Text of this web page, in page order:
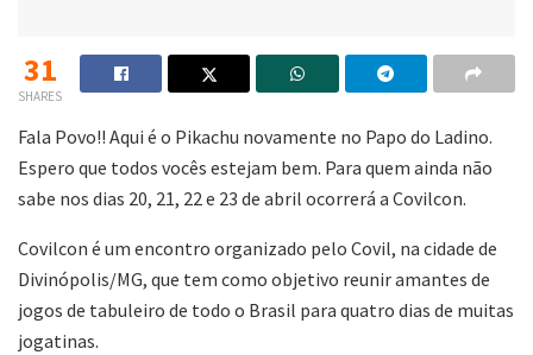
31
SHARES
Fala Povo!! Aqui é o Pikachu novamente no Papo do Ladino.
Espero que todos vocês estejam bem. Para quem ainda não
sabe nos dias 20, 21, 22 e 23 de abril ocorrerá a Covilcon.
Covilcon é um encontro organizado pelo Covil, na cidade de
Divinópolis/MG, que tem como objetivo reunir amantes de
jogos de tabuleiro de todo o Brasil para quatro dias de muitas
jogatinas.